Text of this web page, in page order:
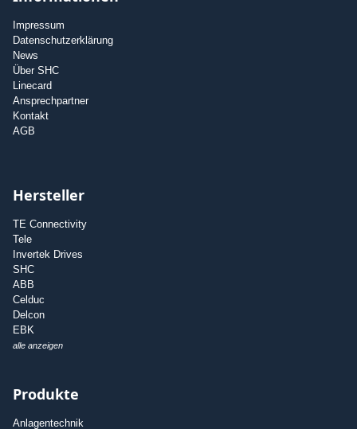
Impressum
Datenschutzerklärung
News
Über SHC
Linecard
Ansprechpartner
Kontakt
AGB
Hersteller
TE Connectivity
Tele
Invertek Drives
SHC
ABB
Celduc
Delcon
EBK
alle anzeigen
Produkte
Anlagentechnik